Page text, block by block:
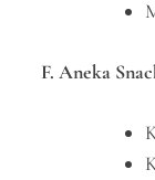
F. Aneka